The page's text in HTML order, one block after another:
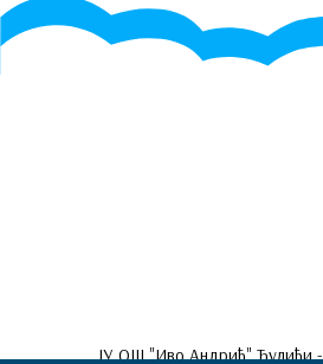
ЈУ ОШ "Иво Андрић" Ђулићи -